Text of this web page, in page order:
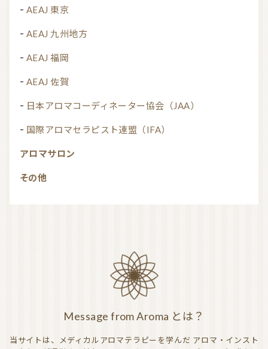
AEAJ 東京
AEAJ 九州地方
AEAJ 福岡
AEAJ 佐賀
日本アロマコーディネーター協会（JAA）
国際アロマセラピスト連盟（IFA）
アロマサロン
その他
Message from Aroma とは？
当サイトは、メディカルアロマテラピーを学んだ アロマ・インスト